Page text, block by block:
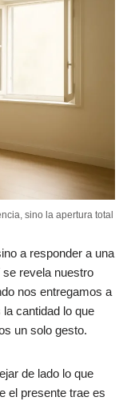
sino la apertura total
a responder a una
revela nuestro
nos entregamos a
cantidad lo que
un solo gesto.
de lado lo que
el presente trae es